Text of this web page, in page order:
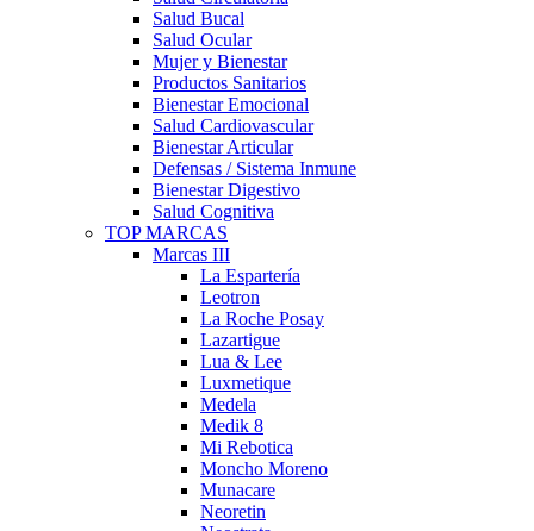
Salud Bucal
Salud Ocular
Mujer y Bienestar
Productos Sanitarios
Bienestar Emocional
Salud Cardiovascular
Bienestar Articular
Defensas / Sistema Inmune
Bienestar Digestivo
Salud Cognitiva
TOP MARCAS
Marcas III
La Espartería
Leotron
La Roche Posay
Lazartigue
Lua & Lee
Luxmetique
Medela
Medik 8
Mi Rebotica
Moncho Moreno
Munacare
Neoretin